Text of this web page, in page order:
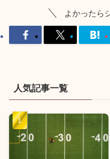
よかったら
人気記事一覧